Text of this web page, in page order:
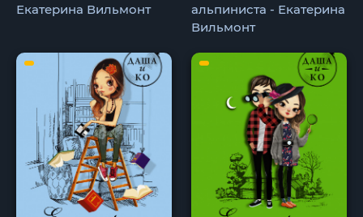
Екатерина Вильмонт
альпиниста - Екатерина
Вильмонт